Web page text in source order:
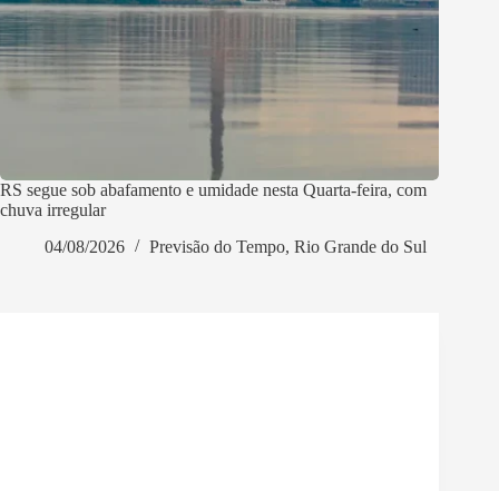
RS segue sob abafamento e umidade nesta Quarta-feira, com
chuva irregular
04/08/2026
Previsão do Tempo, Rio Grande do Sul